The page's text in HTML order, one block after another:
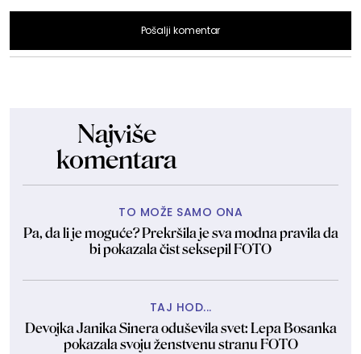
Pošalji komentar
Najviše
komentara
TO MOŽE SAMO ONA
Pa, da li je moguće? Prekršila je sva modna pravila da
bi pokazala čist seksepil FOTO
TAJ HOD...
Devojka Janika Sinera oduševila svet: Lepa Bosanka
pokazala svoju ženstvenu stranu FOTO